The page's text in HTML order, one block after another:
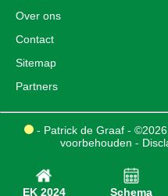
Over ons
Contact
Sitemap
Partners
- Patrick de Graaf -
voorbehouden -
EK 2024 Schema